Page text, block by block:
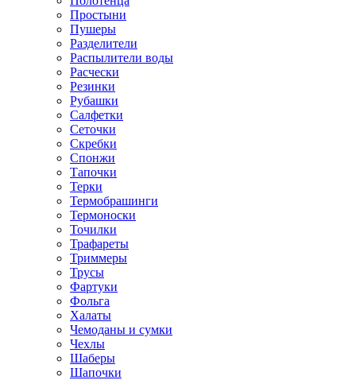
Простыни
Пушеры
Разделители
Распылители воды
Расчески
Резинки
Рубашки
Салфетки
Сеточки
Скребки
Спонжи
Тапочки
Терки
Термобрашинги
Термоноски
Точилки
Трафареты
Триммеры
Трусы
Фартуки
Фольга
Халаты
Чемоданы и сумки
Чехлы
Шаберы
Шапочки